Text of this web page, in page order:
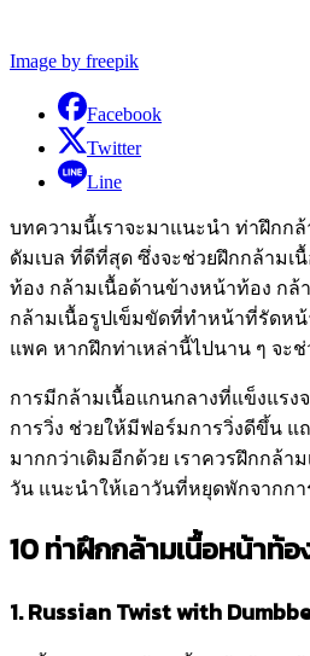
Image by freepik
Facebook
Twitter
Line
บทความนี้เราจะมาแนะนำ ท่าฝึกก
ดัมเบล ที่ดีที่สุด ซึ่งจะช่วยฝึกกล้ามเ
ท้อง กล้ามเนื้อด้านข้างหน้าท้อง กล้
กล้ามเนื้อรูปเข็มขัดที่ทำหน้าที่รัดห
แพค หากฝึกท่าเหล่านี้ไปนาน ๆ จะ
การมีกล้ามเนื้อแกนกลางที่แข็งแรง
การวิ่ง ช่วยให้มีฟอร์มการวิ่งดีขึ้น แ
มากกว่าเดิมอีกด้วย เราควรฝึกกล้า
วัน แนะนำให้เอาวันที่หยุดพักจากกา
10 ท่าฝึกกล้ามเนื้อหน้าท้อ
1. Russian Twist with